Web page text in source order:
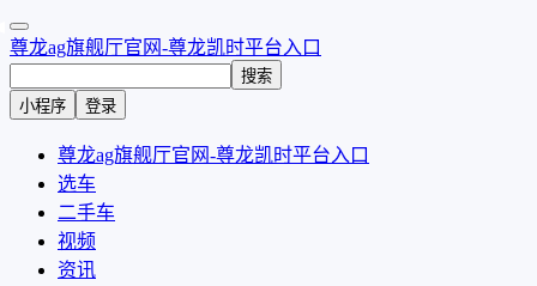
尊龙ag旗舰厅官网-尊龙凯时平台入口
搜索
小程序
登录
尊龙ag旗舰厅官网-尊龙凯时平台入口
选车
二手车
视频
资讯